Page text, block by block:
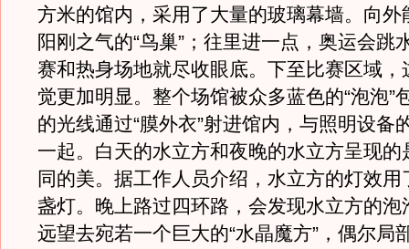
方米的馆内，采用了大量的玻璃幕墙。向外
阳刚之气的“鸟巢”；往里进一点，奥运会跳
赛和热身场地就尽收眼底。下至比赛区域，
觉更加明显。整个场馆被众多蓝色的“泡泡”
的光线通过“膜外衣”射进馆内，与照明设备
一起。白天的水立方和夜晚的水立方呈现的
同的美。据工作人员介绍，水立方的灯效
盏灯。晚上路过四环路，会发现水立方的泡
远望去宛若一个巨大的“水晶魔方”，偶尔局